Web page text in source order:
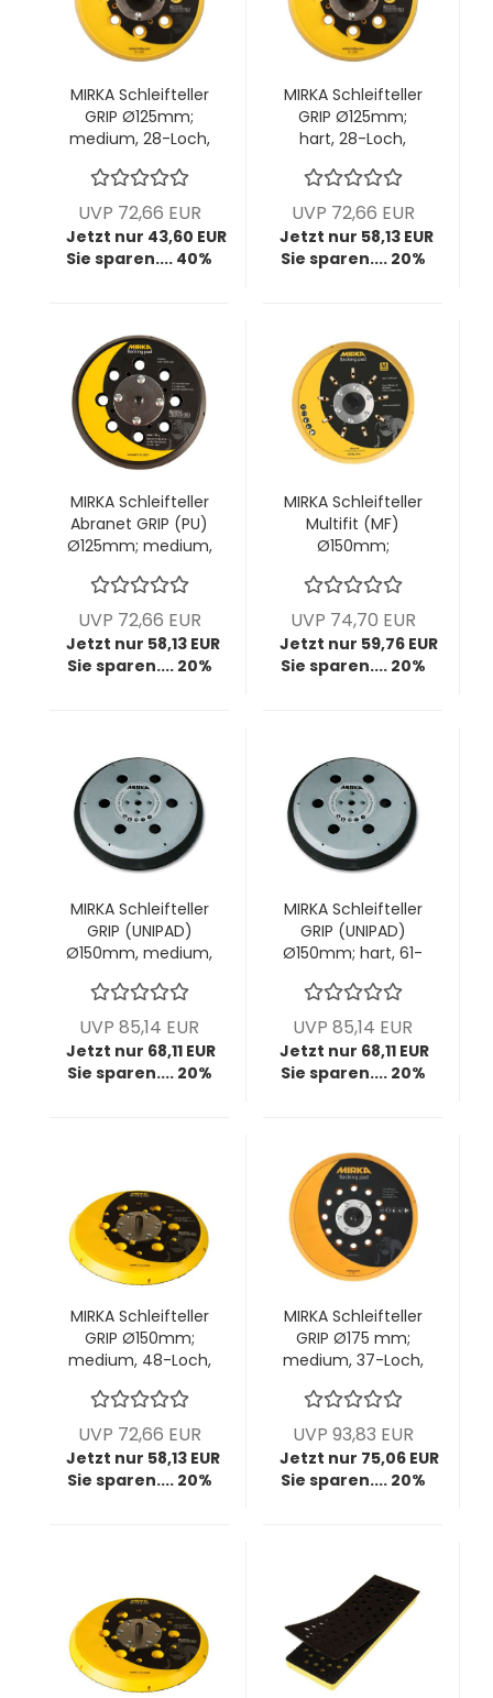
MIRKA Schleifteller
GRIP Ø125mm;
medium, 28-Loch,
Stck/Pck
UVP 72,66 EUR
Jetzt nur 43,60 EUR
Sie sparen.... 40%
MIRKA Schleifteller
GRIP Ø125mm;
hart, 28-Loch,
Stck/Pck
UVP 72,66 EUR
Jetzt nur 58,13 EUR
Sie sparen.... 20%
MIRKA Schleifteller
Abranet GRIP (PU)
Ø125mm; medium,
Gewinde; VPE: 1
Stck/Pck
UVP 72,66 EUR
Jetzt nur 58,13 EUR
Sie sparen.... 20%
MIRKA Schleifteller
Multifit (MF)
Ø150mm;
Gewinde; Medium;
1 VPE = 1 Stück
UVP 74,70 EUR
Jetzt nur 59,76 EUR
Sie sparen.... 20%
MIRKA Schleifteller
GRIP (UNIPAD)
Ø150mm, medium,
Gewinde; VPE: 1
Stck/Pck
UVP 85,14 EUR
Jetzt nur 68,11 EUR
Sie sparen.... 20%
MIRKA Schleifteller
GRIP (UNIPAD)
Ø150mm; hart, 61-
Gewinde; VPE: 1
Stck/Pck
UVP 85,14 EUR
Jetzt nur 68,11 EUR
Sie sparen.... 20%
MIRKA Schleifteller
GRIP Ø150mm;
medium, 48-Loch,
Stck/Pck
UVP 72,66 EUR
Jetzt nur 58,13 EUR
Sie sparen.... 20%
MIRKA Schleifteller
GRIP Ø175 mm;
medium, 37-Loch,
Stück
UVP 93,83 EUR
Jetzt nur 75,06 EUR
Sie sparen.... 20%